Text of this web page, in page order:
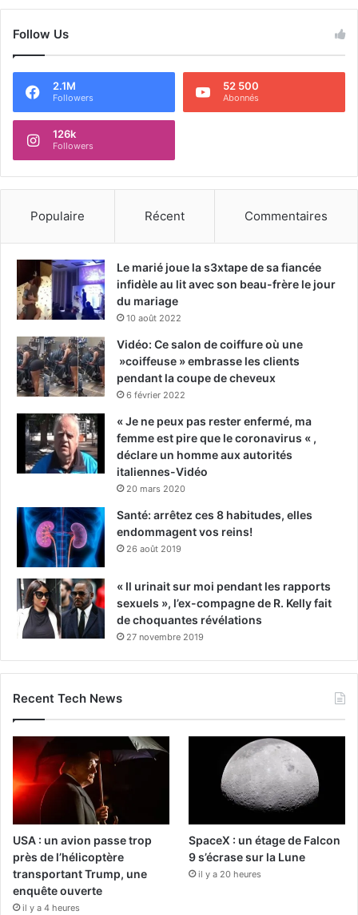
Follow Us
2.1M
Followers
52 500
Abonnés
126k
Followers
Populaire Récent Commentaires
Le marié joue la s3xtape de sa fiancée
infidèle au lit avec son beau-frère le jour
du mariage
10 août 2022
Vidéo: Ce salon de coiffure où une
»coiffeuse » embrasse les clients
pendant la coupe de cheveux
6 février 2022
« Je ne peux pas rester enfermé, ma
femme est pire que le coronavirus « ,
déclare un homme aux autorités
italiennes-Vidéo
20 mars 2020
Santé: arrêtez ces 8 habitudes, elles
endommagent vos reins!
26 août 2019
« Il urinait sur moi pendant les rapports
sexuels », l’ex-compagne de R. Kelly fait
de choquantes révélations
27 novembre 2019
Recent Tech News
USA : un avion passe trop
près de l’hélicoptère
transportant Trump, une
enquête ouverte
il y a 4 heures
SpaceX : un étage de Falcon
9 s’écrase sur la Lune
il y a 20 heures